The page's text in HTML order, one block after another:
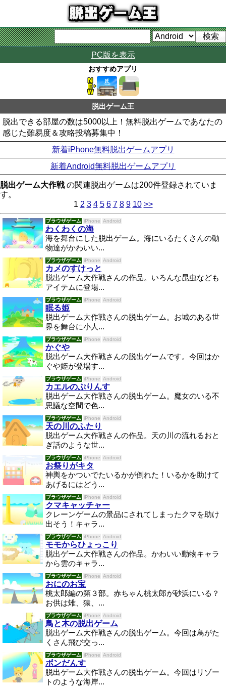
PC版を表示
おすすめアプリ
脱出ゲーム王
脱出できる部屋の数は5000以上！無料脱出ゲームであなたの
感じた難易度＆攻略投稿募集中！
新着iPhone無料脱出ゲームアプリ
新着Android無料脱出ゲームアプリ
脱出ゲーム大作戦の関連脱出ゲームは200件登録されていま
す。
1 2 3 4 5 6 7 8 9 10 >>
ブラウザゲーム iPhone Android
わくわくの海
海を舞台にした脱出ゲーム。海にいるたくさんの動
物達がかわいい...
ブラウザゲーム iPhone Android
カメのすけっと
脱出ゲーム大作戦さんの作品。いろんな昆虫なども
アイテムに登場...
ブラウザゲーム iPhone Android
眠る姫
脱出ゲーム大作戦さんの脱出ゲーム。お城のある世
界を舞台に小人...
ブラウザゲーム iPhone Android
かぐや
脱出ゲーム大作戦さんの脱出ゲームです。今回はか
ぐや姫が登場す...
ブラウザゲーム iPhone Android
カエルのぷりんす
脱出ゲーム大作戦さんの脱出ゲーム。魔女のいる不
思議な空間で色...
ブラウザゲーム iPhone Android
天の川のふたり
脱出ゲーム大作戦さんの作品。天の川の流れるおと
ぎ話のような世...
ブラウザゲーム iPhone Android
お祭りがキタ
神輿をかついでたいるかが倒れた！いるかを助けて
あげるにはどう...
ブラウザゲーム iPhone Android
クマキャッチャー
クレーンゲームの景品にされてしまったクマを助け
出そう！キャラ...
ブラウザゲーム iPhone Android
モモからひょっこり
脱出ゲーム大作戦さんの作品。かわいい動物キャラ
から雲のキャラ...
ブラウザゲーム iPhone Android
おにのお宝
桃太郎編の第３部。赤ちゃん桃太郎が砂浜にいる？
お供は雉、猿、...
ブラウザゲーム iPhone Android
鳥と木の脱出ゲーム
脱出ゲーム大作戦さんの脱出ゲーム。今回は鳥がた
くさん飛び交っ...
ブラウザゲーム iPhone Android
ボンだんす
脱出ゲーム大作戦さんの脱出ゲーム。今回はリゾー
トのような海岸...